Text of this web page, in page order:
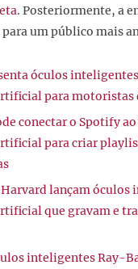
. Posteriormente, a
para um público mais
óculos
para motoristas
conectar o Spotify ao
para criar
lançam óculos
que gravam e
inteligentes Ray-